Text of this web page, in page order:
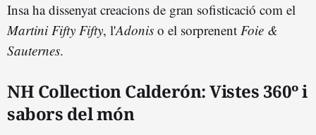
Insa ha dissenyat creacions de gran sofisticació com el
Martini Fifty Fifty, l'Adonis o el sorprenent Foie &
Sauternes.
NH Collection Calderón: Vistes 360º i
sabors del món